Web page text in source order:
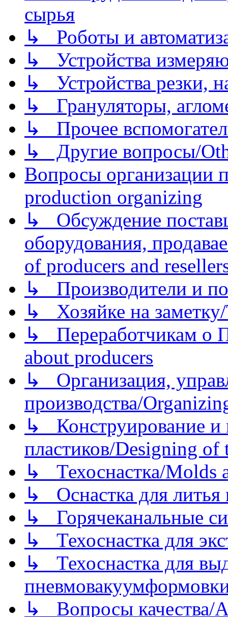
сырья
↳ Роботы и
↳ Устройства
↳ Устройства резки,
↳ Грануляторы,
↳ Прочее
↳ Другие вопросы/
Вопросы организации
production organizing
↳ Обсуждение
оборудования,
of producers and
↳ Производители и
↳ Хозяйке на
↳ Переработчикам о
about producers
↳ Организация,
производства/
↳ Конструирование и
пластиков/Designing of
↳ Техоснастка/Molds
↳ Оснастка для литья
↳ Горячеканальные
↳ Техоснастка для
↳ Техоснастка для
↳ Вопросы качества/